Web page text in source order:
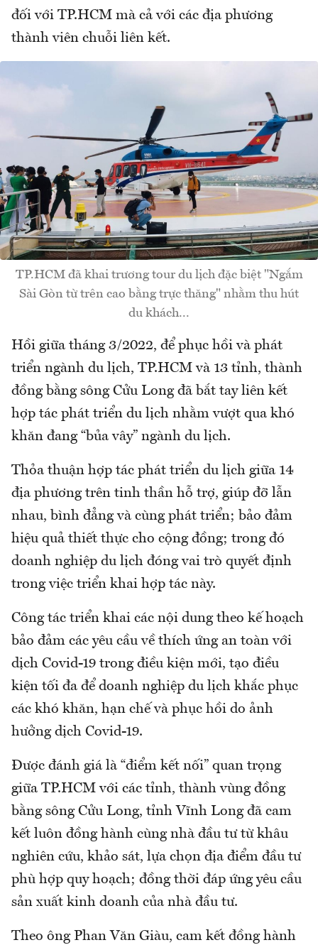
đối với TP.HCM mà cả với các địa phương
thành viên chuỗi liên kết.
TP.HCM đã khai trương tour du lịch đặc biệt "Ngắm
Sài Gòn từ trên cao bằng trực thăng" nhằm thu hút
du khách...
Hồi giữa tháng 3/2022, để phục hồi và phát
triển ngành du lịch, TP.HCM và 13 tỉnh, thành
đồng bằng sông Cửu Long đã bắt tay liên kết
hợp tác phát triển du lịch nhằm vượt qua khó
khăn đang “bủa vây” ngành du lịch.
Thỏa thuận hợp tác phát triển du lịch giữa 14
địa phương trên tinh thần hỗ trợ, giúp đỡ lẫn
nhau, bình đẳng và cùng phát triển; bảo đảm
hiệu quả thiết thực cho cộng đồng; trong đó
doanh nghiệp du lịch đóng vai trò quyết định
trong việc triển khai hợp tác này.
Công tác triển khai các nội dung theo kế hoạch
bảo đảm các yêu cầu về thích ứng an toàn với
dịch Covid-19 trong điều kiện mới, tạo điều
kiện tối đa để doanh nghiệp du lịch khắc phục
các khó khăn, hạn chế và phục hồi do ảnh
hưởng dịch Covid-19.
Được đánh giá là “điểm kết nối” quan trọng
giữa TP.HCM với các tỉnh, thành vùng đồng
bằng sông Cửu Long, tỉnh Vĩnh Long đã cam
kết luôn đồng hành cùng nhà đầu tư từ khâu
nghiên cứu, khảo sát, lựa chọn địa điểm đầu tư
phù hợp quy hoạch; đồng thời đáp ứng yêu cầu
sản xuất kinh doanh của nhà đầu tư.
Theo ông Phan Văn Giàu, cam kết đồng hành